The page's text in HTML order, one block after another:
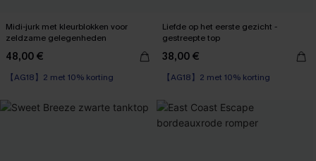
Midi-jurk met kleurblokken voor
zeldzame gelegenheden
48,00 €
【AG18】2 met 10% korting
Corrigerende jurk
Liefde op het eerste gezicht -
gestreepte top
38,00 €
【AG18】2 met 10% korting